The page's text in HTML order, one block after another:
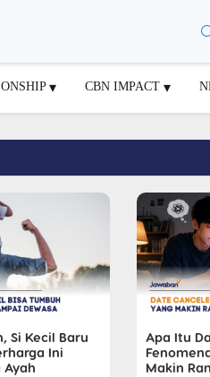
CBN IMPACT
Si Kecil Baru
Ini
Ayah
Apa Itu
Makin